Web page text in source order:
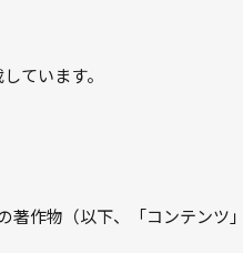
ています。
著作物（以下、「コンテンツ